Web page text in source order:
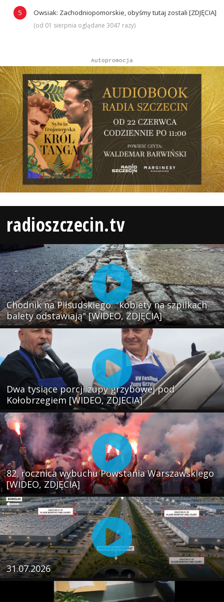
Owsiak: Zachodniopomorskie, obyśmy tutaj zostali [ZDJĘCIA]
(od 01 sierpnia oglądane 3047 razy)
Autopromocja
radioszczecin.tv
Chodnik na Piłsudskiego: "kobiety na szpilkach
balety odstawiają" [WIDEO, ZDJĘCIA]
Dwa tysiące porcji zupy grzybowej pod
Kołobrzegiem [WIDEO, ZDJECIA]
82. rocznica wybuchu Powstania Warszawskiego
[WIDEO, ZDJĘCIA]
31.07.2026